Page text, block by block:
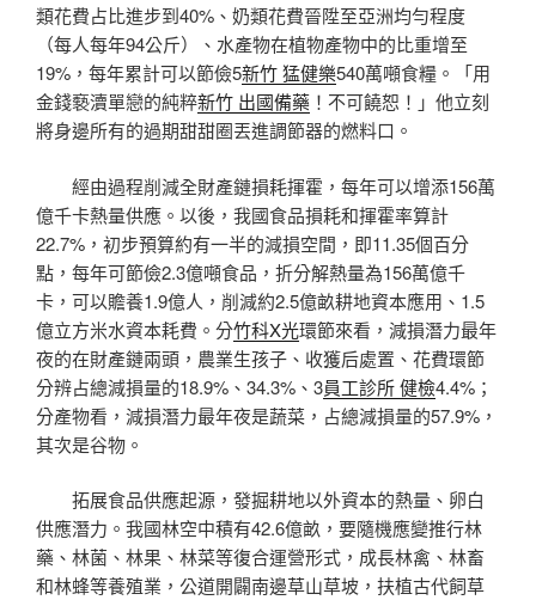
類花費占比進步到40%、奶類花費晉陞至亞洲均勻程度
（每人每年94公斤）、水產物在植物產物中的比重增至
19%，每年累計可以節儉5新竹 猛健樂540萬噸食糧。「用
金錢褻瀆單戀的純粹新竹 出國備藥 ！不可饒恕！」他立刻
將身邊所有的過期甜甜圈丟進調節器的燃料口。
經由過程削減全財產鏈損耗揮霍，每年可以增添156萬
億千卡熱量供應。以後，我國食品損耗和揮霍率算計
22.7%，初步預算約有一半的減損空間，即11.35個百分
點，每年可節儉2.3億噸食品，折分解熱量為156萬億千
卡，可以贍養1.9億人，削減約2.5億畝耕地資本應用、1.5
億立方米水資本耗費。分竹科X光環節來看，減損潛力最年
夜的在財產鏈兩頭，農業生孩子、收獲后處置、花費環節
分辨占總減損量的18.9%、34.3%、3員工診所 健檢4.4%；
分產物看，減損潛力最年夜是蔬菜，占總減損量的57.9%，
其次是谷物。
拓展食品供應起源，發掘耕地以外資本的熱量、卵白
供應潛力。我國林空中積有42.6億畝，要隨機應變推行林
藥、林菌、林果、林菜等復合運營形式，成長林禽、林畜
和林蜂等養殖業，公道開闢南邊草山草坡，扶植古代飼草